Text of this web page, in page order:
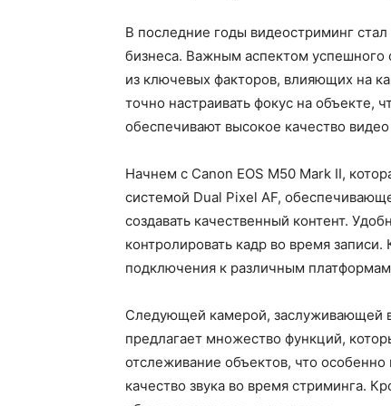
В последние годы видеостриминг
бизнеса. Важным аспектом успешного
из ключевых факторов, влияющих на
точно настраивать фокус на объекте,
обеспечивают высокое качество
Начнем с Canon EOS M50 Mark II,
системой Dual Pixel AF,
создавать качественный контент.
контролировать кадр во время
подключения к различным
Следующей камерой, заслуживающей
предлагает множество функций,
отслеживание объектов, что
качество звука во время стриминга.